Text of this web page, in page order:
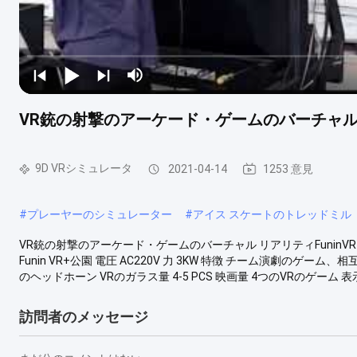
VR銃の射撃のアーケード・ゲームのバーチャ
9D VRシミュレータ 2021-04-14 1253 意見
#プレーヤーのシミュレーター #アイス スケートのトレッドミル
VR銃の射撃のアーケード・ゲームのバーチャル リアリティ
Funin VR+公園 電圧 AC220V 力 3KW 特徴 チーム演劇のゲーム、
のヘッドホーン VRのガラス量 4-5 PCS 映画量 4つのVRのゲーム 表
訪問者のメッセージ